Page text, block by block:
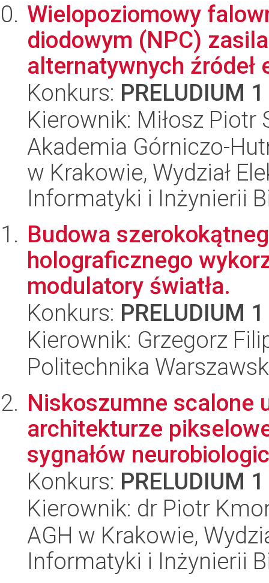
Wielopoziomowy
diodowym (NPC)
alternatywnych źródeł
Konkurs: PRELUDIUM 1
Kierownik: Miłosz Piotr
Akademia Górniczo-
w Krakowie, Wydział
Informatyki i Inżynierii
Budowa
holograficznego
modulatory światła.
Konkurs: PRELUDIUM 1
Kierownik: Grzegorz
Politechnika
Niskoszumne scalone
architekturze
sygnałów
Konkurs: PRELUDIUM 1
Kierownik: dr Piotr
AGH w Krakowie,
Informatyki i Inżynierii